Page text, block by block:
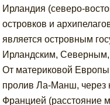
Ирландия (северо-
островков и
является островным
Ирландским, Северным,
От материковой
пролив Ла-Манш, через
Францией (расстояние